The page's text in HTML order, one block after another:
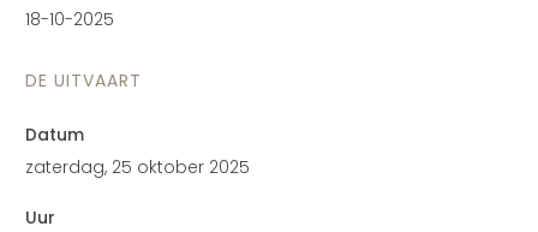
18-10-2025
DE UITVAART
Datum
zaterdag, 25 oktober 2025
Uur